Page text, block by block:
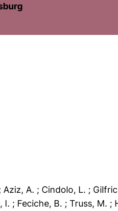
Aziz, A. ; Cindolo, L. ;
I. ; Feciche, B. ; Truss, M. ;